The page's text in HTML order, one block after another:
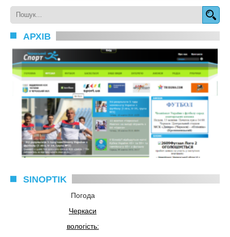
АРХІВ
SINOPTIK
Погода
Черкаси
вологість: